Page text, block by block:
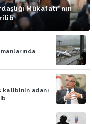
Mükafatı”nın
katibinin adanı